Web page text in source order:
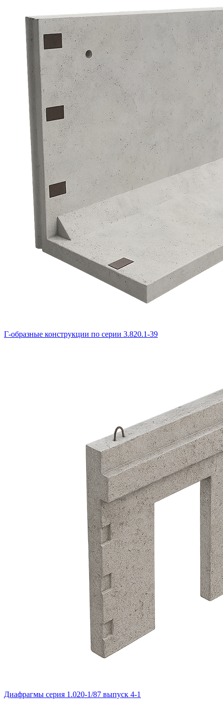
Г-образные конструкции по серии 3.820.1-39
Диафрагмы серия 1.020-1/87 выпуск 4-1